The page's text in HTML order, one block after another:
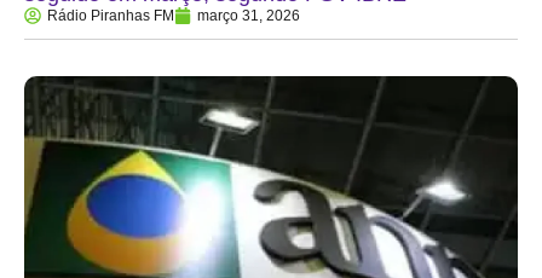
Rádio Piranhas FM março 31, 2026